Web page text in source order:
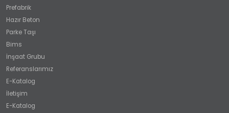
Prefabrik
Hazır Beton
Parke Taşı
Bims
İnşaat Grubu
Referanslarımız
E-Katalog
İletişim
E-Katalog